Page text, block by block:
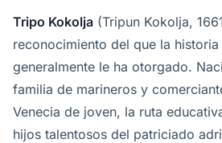
Tripo Kokolja (Tripun Kokolja,
reconocimiento del que la
generalmente le ha otorgado.
familia de marineros y
Venecia de joven, la ruta
hijos talentosos del patriciado